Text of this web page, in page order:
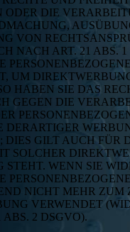
ODER DIE
VON
NACH ART. 21 ABS.
UM
HABEN SIE DAS
GEGEN DIE
DERARTIGER
DIES GILT AUCH FÜR
SOLCHER
STEHT. WENN SIE
NICHT MEHR ZUM
VERWENDET
ABS. 2 DSGVO).